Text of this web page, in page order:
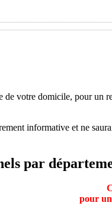
votre domicile, pour un
informative et ne
par
pour